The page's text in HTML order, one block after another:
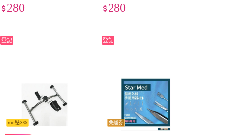
14cm 外科 剪刀 尖頭 圓頭
280
登記
14cm 外科 剪刀 圓頭 雙圓頭
280
登記
mo點3% 免運券